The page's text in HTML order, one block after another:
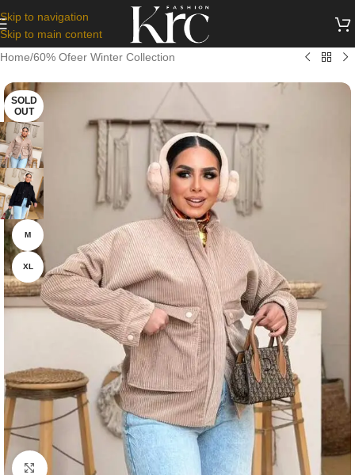
Skip to navigation
Skip to main content
Home/60% Ofeer Winter Collection
SOLD
OUT
M
XL
Click to enlarge